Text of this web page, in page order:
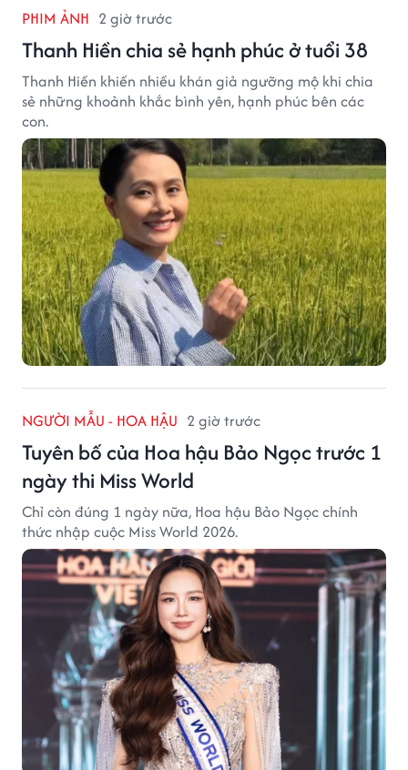
PHIM ẢNH 2 giờ trước
Thanh Hiền chia sẻ hạnh phúc ở tuổi 38
Thanh Hiền khiến nhiều khán giả ngưỡng mộ khi chia
sẻ những khoảnh khắc bình yên, hạnh phúc bên các
con.
NGƯỜI MẪU - HOA HẬU 2 giờ trước
Tuyên bố của Hoa hậu Bảo Ngọc trước 1
ngày thi Miss World
Chỉ còn đúng 1 ngày nữa, Hoa hậu Bảo Ngọc chính
thức nhập cuộc Miss World 2026.